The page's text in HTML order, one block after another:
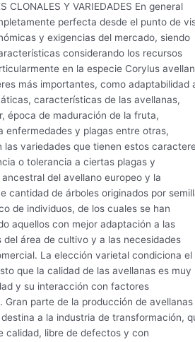
CLONALES Y VARIEDADES En general
perfecta desde el punto de
y exigencias del mercado, siendo
considerando los recursos
en la especie Corylus
más importantes, como adaptabilidad
características de las avellanas,
época de maduración de la fruta,
enfermedades y plagas entre otras,
variedades que tienen estos
o tolerancia a ciertas plagas y
del avellano europeo y la
cantidad de árboles originados por
de individuos, de los cuales se han
aquellos con mejor adaptación a las
área de cultivo y a las necesidades
La elección varietal condiciona el
que la calidad de las avellanas es muy
y su interacción con factores
Gran parte de la producción de avellanas
a la industria de transformación,
calidad, libre de defectos y con